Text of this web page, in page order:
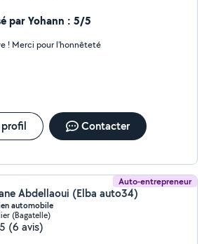
par Yohann : 5/5
! Merci pour l'honnêteté
Contacter
Auto-entrepreneur
Abdellaoui (Elba auto34)
automobile
(Bagatelle)
(6 avis)